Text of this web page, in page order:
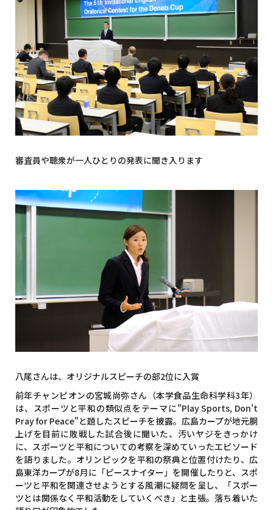
審査員や聴衆が一人ひとりの発表に聞き入ります
八尾さんは、オリジナルスピーチの部2位に入賞
前年チャンピオンの宮城尚弥さん（本学食品生命科学科3年）
は、スポーツと平和の類似点をテーマに"Play Sports, Don't
Pray for Peace"と題したスピーチを披露。広島カープが地元胴
上げを目前に敗戦した試合後に聞いた、汚いヤジをきっかけ
に、スポーツと平和についての考察を深めていったエピソード
を語りました。オリンピックを平和の祭典と位置付けたり、広
島東洋カープが8月に「ピースナイター」を開催したりと、スポ
ーツと平和を関連させようとする風潮に疑問を呈し、「スポー
ツとは関係なく平和活動をしていくべき」と主張。落ち着いた